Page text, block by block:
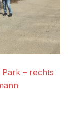
– rechts